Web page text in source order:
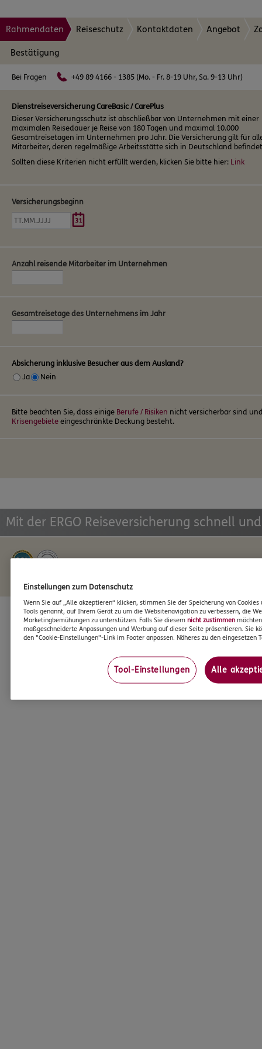
Rahmendaten Reiseschutz Kontaktdaten Angebot
Bestätigung
Bei Fragen +49 89 4166 - 1385 (Mo. - Fr. 8-19 Uhr, Sa. 9-13 Uhr)
Dienstreiseversicherung CareBasic / CarePlus
Dieser Versicherungsschutz ist abschließbar von Unternehmen mit einer
maximalen Reisedauer je Reise von 180 Tagen und maximal 10.000
Gesamtreisetagen im Unternehmen pro Jahr. Die Versicherung gilt für
Mitarbeiter, deren regelmäßige Arbeitsstätte sich in Deutschland
Sollten diese Kriterien nicht erfüllt werden, klicken Sie bitte hier: Link
Versicherungsbeginn
Anzahl reisende Mitarbeiter im Unternehmen
Gesamtreisetage des Unternehmens im Jahr
Absicherung inklusive Besucher aus dem Ausland?
Ja
Nein
Bitte beachten Sie, dass einige Berufe / Risiken nicht versicherbar sind
Krisengebieteeingeschränkte Deckung besteht.
Mit der ERGO Reiseversicherung schnell
Einstellungen zum Datenschutz
Wenn Sie auf „Alle akzeptieren“ klicken, stimmen Sie der Speicherung von
Tools genannt, auf Ihrem Gerät zu um die Websitenavigation zu verbessern, die
Marketingbemühungen zu unterstützen. Falls Sie diesem nicht zustimmen
maßgeschneiderte Anpassungen und Werbung auf dieser Seite präsentieren. Sie
den "Cookie-Einstellungen"-Link im Footer anpassen. Näheres zu den eingesetzen
Tool-Einstellungen Alle